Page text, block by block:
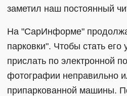
заметил наш постоянный
На "СарИнформе"
парковки". Чтобы стать его
прислать по электронной
фотографии неправильно
припаркованной машины.